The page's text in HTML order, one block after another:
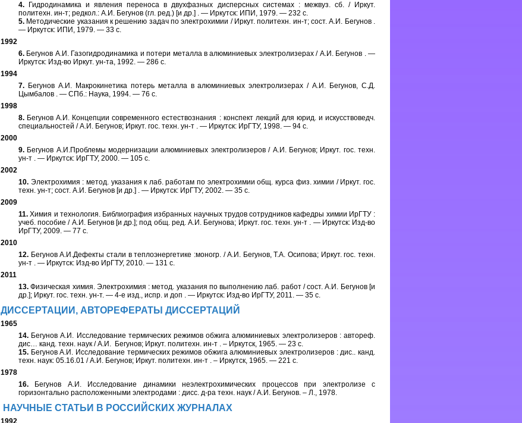
4. Гидродинамика и явления переноса в двухфазных дисперсных системах : межвуз. сб. / Иркут.
политехн. ин-т; редкол.: А.И. Бегунов (гл. ред.) [и др.] . — Иркутск: ИПИ, 1979. — 232 с.
5. Методические указания к решению задач по электрохимии / Иркут. политехн. ин-т; сост. А.И. Бегунов .
— Иркутск: ИПИ, 1979. — 33 с.
1992
6. Бегунов А.И. Газогидродинамика и потери металла в алюминиевых электролизерах / А.И. Бегунов . —
Иркутск: Изд-во Иркут. ун-та, 1992. — 286 с.
1994
7. Бегунов А.И. Макрокинетика потерь металла в алюминиевых электролизерах / А.И. Бегунов, С.Д.
Цымбалов . — СПб.: Наука, 1994. — 76 с.
1998
8. Бегунов А.И. Концепции современного естествознания : конспект лекций для юрид. и искусствоведч.
специальностей / А.И. Бегунов; Иркут. гос. техн. ун-т . — Иркутск: ИрГТУ, 1998. — 94 с.
2000
9. Бегунов А.И.Проблемы модернизации алюминиевых электролизеров / А.И. Бегунов; Иркут. гос. техн.
ун-т . — Иркутск: ИрГТУ, 2000. — 105 с.
2002
10. Электрохимия : метод. указания к лаб. работам по электрохимии общ. курса физ. химии / Иркут. гос.
техн. ун-т; сост. А.И. Бегунов [и др.] . — Иркутск: ИрГТУ, 2002. — 35 с.
2009
11. Химия и технология. Библиография избранных научных трудов сотрудников кафедры химии ИрГТУ :
учеб. пособие / А.И. Бегунов [и др.]; под общ. ред. А.И. Бегунова; Иркут. гос. техн. ун-т . — Иркутск: Изд-во
ИрГТУ, 2009. — 77 с.
2010
12. Бегунов А.И.Дефекты стали в теплоэнергетике :моногр. / А.И. Бегунов, Т.А. Осипова; Иркут. гос. техн.
ун-т . — Иркутск: Изд-во ИрГТУ, 2010. — 131 с.
2011
13. Физическая химия. Электрохимия : метод. указания по выполнению лаб. работ / сост. А.И. Бегунов [и
др.]; Иркут. гос. техн. ун-т. — 4-е изд., испр. и доп . — Иркутск: Изд-во ИрГТУ, 2011. — 35 с.
ДИССЕРТАЦИИ, АВТОРЕФЕРАТЫ ДИССЕРТАЦИЙ
1965
14. Бегунов А.И. Исследование термических режимов обжига алюминиевых электролизеров : автореф.
дис… канд. техн. наук / А.И. Бегунов; Иркут. политехн. ин-т . – Иркутск, 1965. — 23 с.
15. Бегунов А.И. Исследование термических режимов обжига алюминиевых электролизеров : дис.. канд.
техн. наук: 05.16.01 / А.И. Бегунов; Иркут. политехн. ин-т . – Иркутск, 1965. — 221 с.
1978
16. Бегунов А.И. Исследование динамики неэлектрохимических процессов при электролизе с
горизонтально расположенными электродами : дисс. д-ра техн. наук / А.И. Бегунов. – Л., 1978.
НАУЧНЫЕ СТАТЬИ В РОССИЙСКИХ ЖУРНАЛАХ
1992